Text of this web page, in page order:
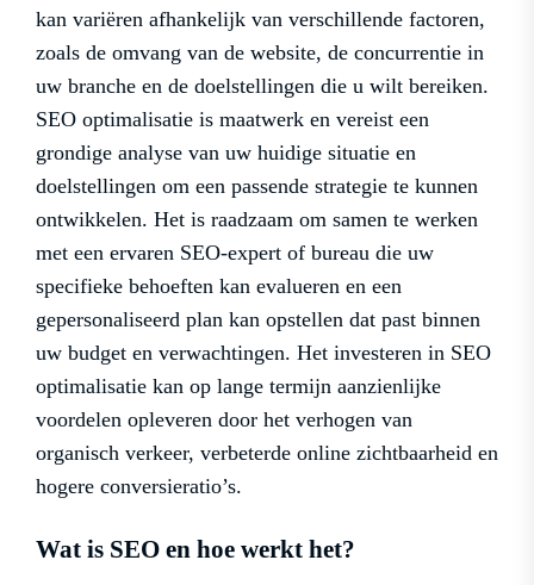
kan variëren afhankelijk van verschillende factoren,
zoals de omvang van de website, de concurrentie in
uw branche en de doelstellingen die u wilt bereiken.
SEO optimalisatie is maatwerk en vereist een
grondige analyse van uw huidige situatie en
doelstellingen om een passende strategie te kunnen
ontwikkelen. Het is raadzaam om samen te werken
met een ervaren SEO-expert of bureau die uw
specifieke behoeften kan evalueren en een
gepersonaliseerd plan kan opstellen dat past binnen
uw budget en verwachtingen. Het investeren in SEO
optimalisatie kan op lange termijn aanzienlijke
voordelen opleveren door het verhogen van
organisch verkeer, verbeterde online zichtbaarheid en
hogere conversieratio’s.
Wat is SEO en hoe werkt het?